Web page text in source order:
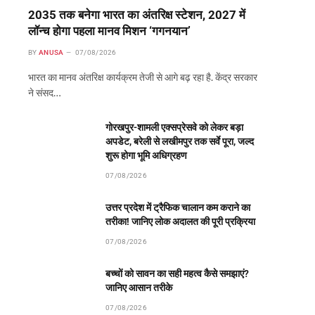
2035 तक बनेगा भारत का अंतरिक्ष स्टेशन, 2027 में
लॉन्च होगा पहला मानव मिशन ‘गगनयान’
BY ANUSA 07/08/2026
भारत का मानव अंतरिक्ष कार्यक्रम तेजी से आगे बढ़ रहा है. केंद्र सरकार
ने संसद…
गोरखपुर-शामली एक्सप्रेसवे को लेकर बड़ा
अपडेट, बरेली से लखीमपुर तक सर्वे पूरा, जल्द
शुरू होगा भूमि अधिग्रहण
07/08/2026
उत्तर प्रदेश में ट्रैफिक चालान कम कराने का
तरीका! जानिए लोक अदालत की पूरी प्रक्रिया
07/08/2026
बच्चों को सावन का सही महत्व कैसे समझाएं?
जानिए आसान तरीके
07/08/2026